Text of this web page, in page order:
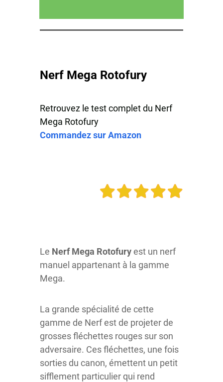
Nerf ​Mega Rotofury
Retrouvez le test complet du Nerf ​
Mega Rotofury
Commandez sur Amazon
Le Nerf Mega Rotofuryest un nerf
manuel appartenant à la gamme
Mega.
La grande spécialité de cette
gamme de Nerf est de projeter de
grosses fléchettes rouges sur son
adversaire. Ces fléchettes, une fois
sorties du canon, émettent un petit
sifflement particulier qui rend